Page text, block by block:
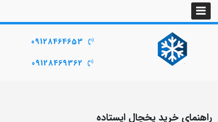
09128464653
09128469362
راهنمای خرید یخچال ایستاده